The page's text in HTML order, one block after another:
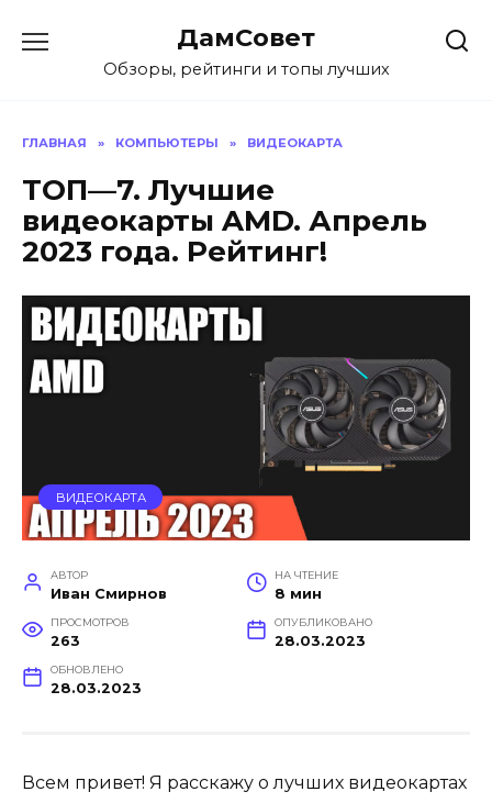
содержанию
ДамСовет
Обзоры, рейтинги и топы лучших
ГЛАВНАЯ » КОМПЬЮТЕРЫ » ВИДЕОКАРТА
ТОП—7. Лучшие
видеокарты AMD. Апрель
2023 года. Рейтинг!
ВИДЕОКАРТА
АВТОР
Иван Смирнов
НА ЧТЕНИЕ
8 мин
ПРОСМОТРОВ
263
ОПУБЛИКОВАНО
28.03.2023
ОБНОВЛЕНО
28.03.2023
Всем привет! Я расскажу о лучших видеокартах